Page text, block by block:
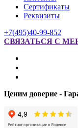
Сертификаты
Реквизиты
+7(495)40-99-852
СВЯЗАТЬСЯ С
Ценим доверие -